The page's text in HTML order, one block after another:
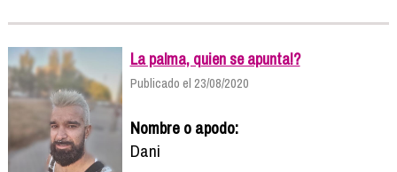
La palma, quien se apunta!?
Publicado el 23/08/2020
Nombre o apodo:
Dani